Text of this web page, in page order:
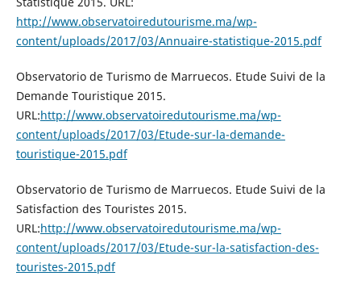
http://www.observatoiredutourisme.ma/wp-
content/uploads/2017/03/Annuaire-statistique-2015.pdf
Observatorio de Turismo de Marruecos. Etude Suivi de la
Demande Touristique 2015.
URL:http://www.observatoiredutourisme.ma/wp-
content/uploads/2017/03/Etude-sur-la-demande-
touristique-2015.pdf
Observatorio de Turismo de Marruecos. Etude Suivi de la
Satisfaction des Touristes 2015.
URL:http://www.observatoiredutourisme.ma/wp-
content/uploads/2017/03/Etude-sur-la-satisfaction-des-
touristes-2015.pdf